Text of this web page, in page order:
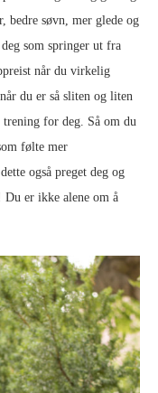
bedre søvn, mer glede og
som springer ut fra
når du virkelig
du er så sliten og liten
for deg. Så om du
følte mer
også preget deg og
Du er ikke alene om å